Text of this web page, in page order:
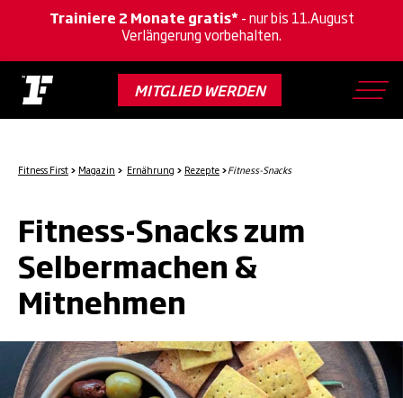
Skip
main
content
MITGLIED WERDEN
Trainiere 2 Monate gratis* - nur bis 11.August
Verlängerung vorbehalten.
Fitness First > Magazin > Ernährung > Rezepte >Fitness-Snacks
Fitness-Snacks zum
Selbermachen &
Mitnehmen